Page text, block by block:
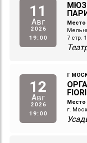
11
Авг
2026
19:00
Место
7 стр. 1
12
Авг
2026
19:00
Г
Место
г.